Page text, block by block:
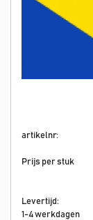
artikelnr:
Prijs per stuk
Levertijd:
1-4 werkdagen